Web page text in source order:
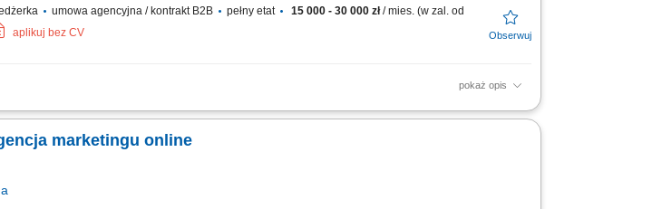
umowa agencyjna / kontrakt B2B pełny etat 15 000 - 30 000 zł/ mies. (w zal. od
aplikuj bez CV
pokaż opis
pod marką agencji marketingowej; aktywne pozyskiwanie oraz obsługa klientów
marketingu online